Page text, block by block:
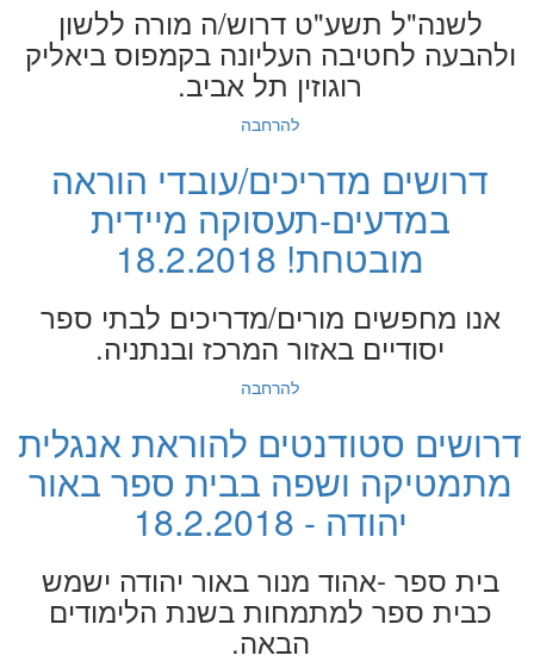
לשנה"ל תשע"ט דרוש/ה מורה ללשון
ולהבעה לחטיבה העליונה בקמפוס ביאליק
רוגוזין תל אביב.
להרחבה
דרושים מדריכים/עובדי הוראה
במדעים-תעסוקה מיידית
מובטחת! 18.2.2018
אנו מחפשים מורים/מדריכים לבתי ספר
יסודיים באזור המרכז ובנתניה.
להרחבה
דרושים סטודנטים להוראת אנגלית
מתמטיקה ושפה בבית ספר באור
יהודה - 18.2.2018
בית ספר -אהוד מנור באור יהודה ישמש
כבית ספר למתמחות בשנת הלימודים
הבאה.